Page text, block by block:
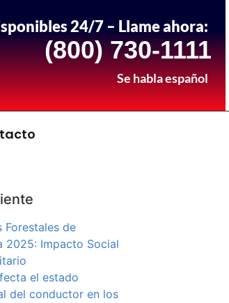
24/7 – Llame ahora:
(800) 730-1111
Se habla español
Forestales de
2025: Impacto Social
el estado
del conductor en los